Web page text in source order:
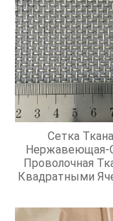
Сетка
Нержавеющая-
Проволочная
Квадратными